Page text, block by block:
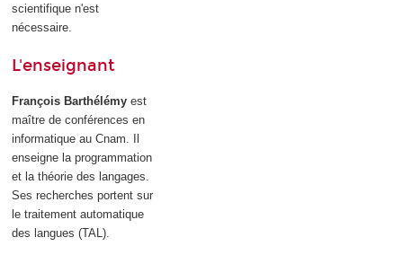
scientifique n'est
nécessaire.
L'enseignant
François Barthélémy est
maître de conférences en
informatique au Cnam. Il
enseigne la programmation
et la théorie des langages.
Ses recherches portent sur
le traitement automatique
des langues (TAL).